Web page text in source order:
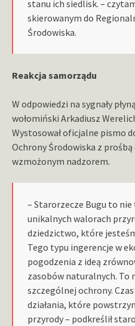
stanu ich siedlisk. –
skierowanym do
Środowiska.
Reakcja samorządu
W odpowiedzi na sygnały
wołomiński Arkadiusz
Wystosował oficjalne pismo
Ochrony Środowiska z
wzmożonym nadzorem.
– Starorzecze Bugu to
unikalnych walorach
dziedzictwo, które
Tego typu ingerencje w
pogodzenia z ideą
zasobów naturalnych. To
szczególnej ochrony.
działania, które
przyrody – podkreślił